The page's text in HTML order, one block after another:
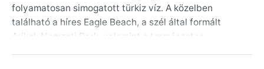
folyamatosan simogatott türkiz víz. A közelben
található a híres Eagle Beach, a szél által formált
Arikok Nemzeti Park, valamint a természetes